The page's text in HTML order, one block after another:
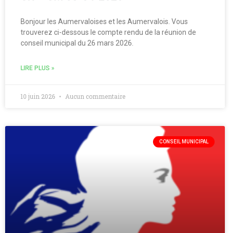
Bonjour les Aumervaloises et les Aumervalois. Vous
trouverez ci-dessous le compte rendu de la réunion de
conseil municipal du 26 mars 2026.
LIRE PLUS »
10 juin 2026 Aucun commentaire
CONSEIL MUNICIPAL